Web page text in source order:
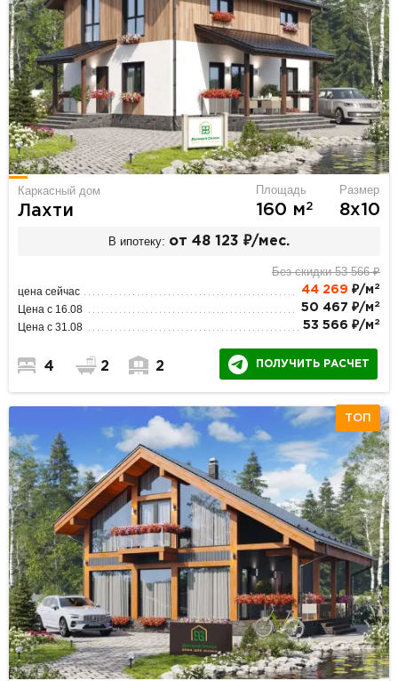
Каркасный дом
Лахти
Площадь
160 м2
Размер
8х10
В ипотеку: от 48 123 ₽/мес.
Без скидки 53 566 ₽
цена сейчас 44 269 ₽/м 2
Цена с 16.08 50 467 ₽/м 2
Цена с 31.08 53 566 ₽/м 2
4 2 2 ПОЛУЧИТЬ РАСЧЕТ
ТОП